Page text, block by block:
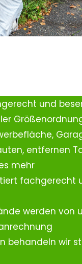
und
entfernen
mehr
fachgerecht
werden von
behandeln wir